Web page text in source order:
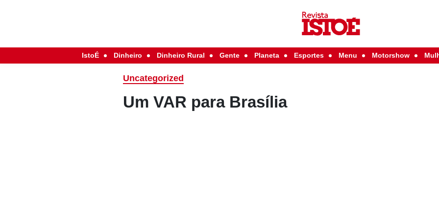
IstoÉ Dinheiro Dinheiro Rural Gente Planeta Esportes Menu Motorshow
Uncategorized
Um VAR para Brasília